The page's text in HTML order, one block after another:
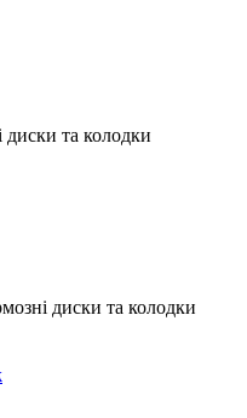
диски та колодки
диски та колодки